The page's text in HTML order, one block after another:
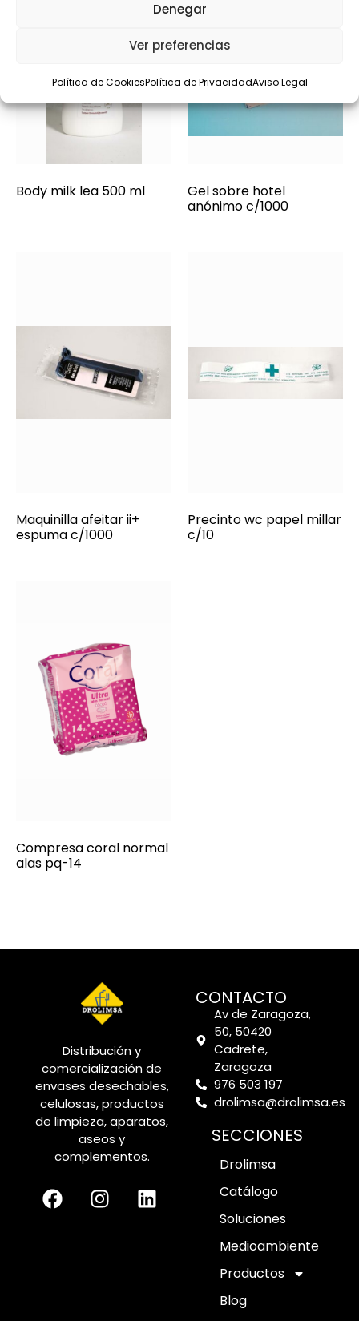
Denegar
Ver preferencias
Política de CookiesPolítica de PrivacidadAviso Legal
Body milk lea 500 ml
Gel sobre hotel
anónimo c/1000
Maquinilla afeitar ii+
espuma c/1000
Precinto wc papel millar
c/10
Compresa coral normal
alas pq-14
Distribución y
comercialización de
envases desechables,
celulosas, productos
de limpieza, aparatos,
aseos y
complementos.
CONTACTO
Av de Zaragoza,
50, 50420
Cadrete,
Zaragoza
976 503 197
drolimsa@drolimsa.es
SECCIONES
Drolimsa
Catálogo
Soluciones
Medioambiente
Productos
Blog